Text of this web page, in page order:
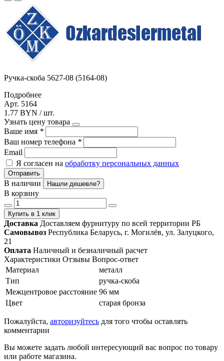
Ручка-скоба 5627-08 (5164-08)
Подробнее
Арт. 5164
1.77 BYN / шт.
Узнать цену товара
Ваше имя *
Ваш номер телефона *
Email
Я согласен на обработку персональных данных
Отправить
В наличии Нашли дешевле?
В корзину
Купить в 1 клик
Доставка Доставляем фурнитуру по всей территории РБ
Самовывоз Республика Беларусь, г. Могилёв, ул. Залуцкого,
21
Оплата Наличный и безналичный расчет
Характеристики Отзывы Вопрос-ответ
Материал
металл
Тип
ручка-скоба
Межцентровое расстояние 96 мм
Цвет
старая бронза
Пожалуйста, авторизуйтесь для того чтобы оставлять
комментарии
Вы можете задать любой интересующий вас вопрос по товару
или работе магазина.